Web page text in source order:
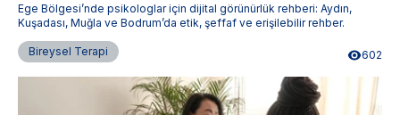
Ege Bölgesi’nde psikologlar için dijital görünürlük rehberi: Aydın,
Kuşadası, Muğla ve Bodrum’da etik, şeffaf ve erişilebilir rehber.
Bireysel Terapi 602